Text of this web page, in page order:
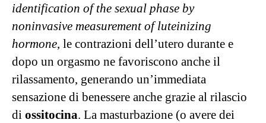
identification of the sexual phase by
noninvasive measurement of luteinizing
hormone, le contrazioni dell’utero durante e
dopo un orgasmo ne favoriscono anche il
rilassamento, generando un’immediata
sensazione di benessere anche grazie al rilascio
di ossitocina. La masturbazione (o avere dei